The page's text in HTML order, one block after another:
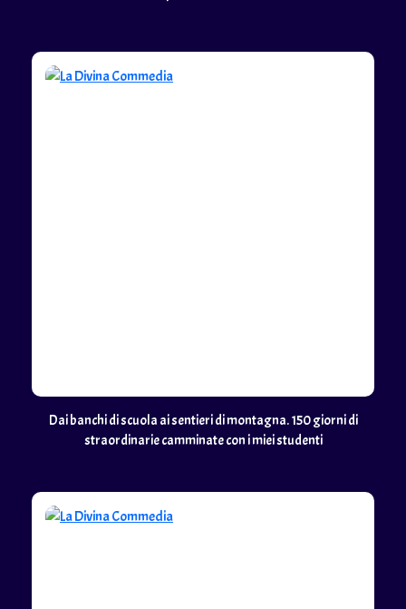
Dai banchi di scuola ai sentieri di montagna. 150 giorni di
straordinarie camminate con i miei studenti